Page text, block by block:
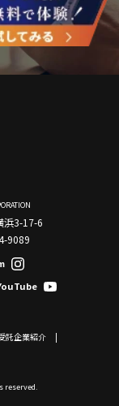
浜3-17-6
9089
託企業紹介
reserved.